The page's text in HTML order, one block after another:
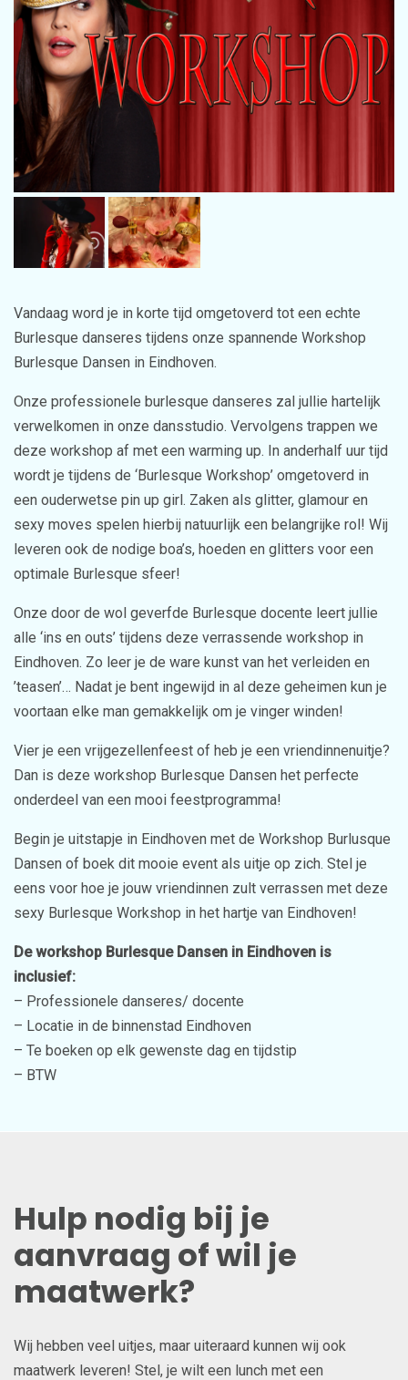
Vandaag word je in korte tijd omgetoverd tot een echte
Burlesque danseres tijdens onze spannende Workshop
Burlesque Dansen in Eindhoven.
Onze professionele burlesque danseres zal jullie hartelijk
verwelkomen in onze dansstudio. Vervolgens trappen we
deze workshop af met een warming up. In anderhalf uur tijd
wordt je tijdens de ‘Burlesque Workshop’ omgetoverd in
een ouderwetse pin up girl. Zaken als glitter, glamour en
sexy moves spelen hierbij natuurlijk een belangrijke rol! Wij
leveren ook de nodige boa’s, hoeden en glitters voor een
optimale Burlesque sfeer!
Onze door de wol geverfde Burlesque docente leert jullie
alle ‘ins en outs’ tijdens deze verrassende workshop in
Eindhoven. Zo leer je de ware kunst van het verleiden en
’teasen’… Nadat je bent ingewijd in al deze geheimen kun je
voortaan elke man gemakkelijk om je vinger winden!
Vier je een vrijgezellenfeest of heb je een vriendinnenuitje?
Dan is deze workshop Burlesque Dansen het perfecte
onderdeel van een mooi feestprogramma!
Begin je uitstapje in Eindhoven met de Workshop Burlusque
Dansen of boek dit mooie event als uitje op zich. Stel je
eens voor hoe je jouw vriendinnen zult verrassen met deze
sexy Burlesque Workshop in het hartje van Eindhoven!
De workshop Burlesque Dansen in Eindhoven is
inclusief:
– Professionele danseres/ docente
– Locatie in de binnenstad Eindhoven
– Te boeken op elk gewenste dag en tijdstip
– BTW
Hulp nodig bij je
aanvraag of wil je
maatwerk?
Wij hebben veel uitjes, maar uiteraard kunnen wij ook
maatwerk leveren! Stel, je wilt een lunch met een